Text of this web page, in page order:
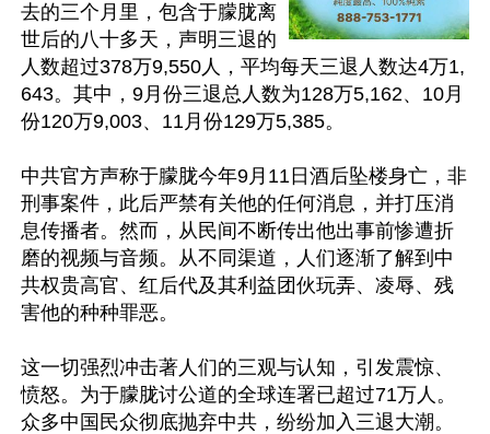
去的三个月里，包含于朦胧离
世后的八十多天，声明三退的
人数超过378万9,550人，平均每天三退人数达4万1,
643。其中，9月份三退总人数为128万5,162、10月
份120万9,003、11月份129万5,385。
中共官方声称于朦胧今年9月11日酒后坠楼身亡，非
刑事案件，此后严禁有关他的任何消息，并打压消
息传播者。然而，从民间不断传出他出事前惨遭折
磨的视频与音频。从不同渠道，人们逐渐了解到中
共权贵高官、红后代及其利益团伙玩弄、凌辱、残
害他的种种罪恶。
这一切强烈冲击著人们的三观与认知，引发震惊、
愤怒。为于朦胧讨公道的全球连署已超过71万人。
众多中国民众彻底抛弃中共，纷纷加入三退大潮。